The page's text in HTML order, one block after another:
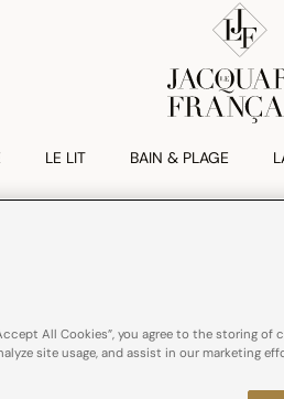
LE LIT BAIN & PLAGE
Le
All Cookies”, you agree to the storing of
site usage, and assist in our marketing